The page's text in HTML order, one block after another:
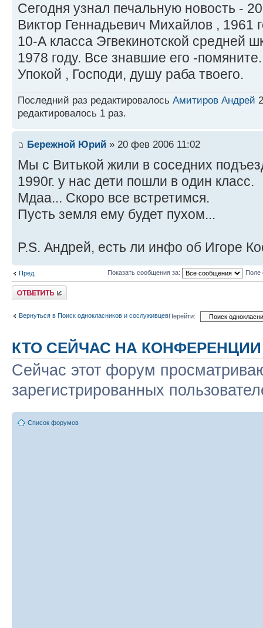
Сегодня узнал печальную новость -
Виктор Геннадьевич Михайлов , 1961
10-А класса Эгвекинотской средней
1978 году. Все знавшие его -помяните.
Упокой , Господи, душу раба твоего.
Последний раз редактировалось Амитиров Андрей
редактировалось 1 раз.
Бережной Юрий » 20 фев 2006 11:02
Мы с Витькой жили в соседних
1990г. у нас дети пошли в один класс.
Мдаа... Скоро все встретимся.
Пусть земля ему будет пухом...
P.S. Андрей, есть ли инфо об Игоре
Пред. Показать сообщения за: Поле
Ответить
Вернуться в Поиск однокласников и сослуживцевПерейти:
КТО СЕЙЧАС НА КОНФЕРЕНЦИИ
Сейчас этот форум
зарегистрированных
Список форумов